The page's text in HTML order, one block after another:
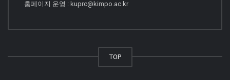
홈페이지 운영 : kuprc@kimpo.ac.kr
TOP